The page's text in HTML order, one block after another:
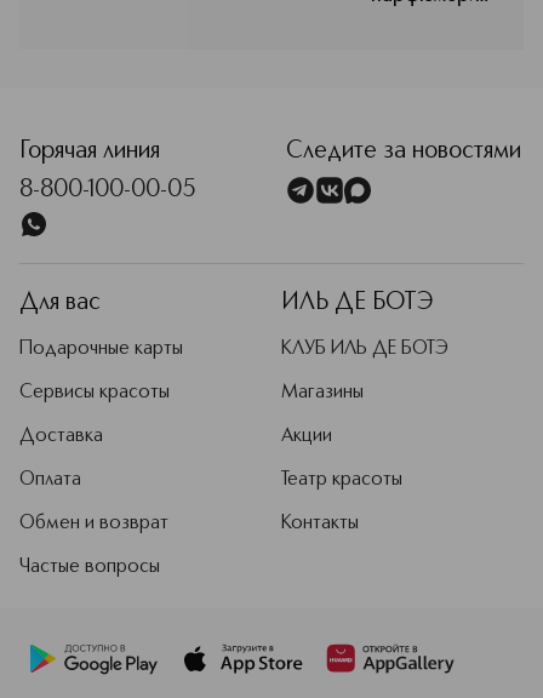
Парфюмы бренда отличаются
высоким качеством и создаются в
сотрудничестве с именитыми
Горячая линия
8-800-100-00-05
Следите за новостями
Для вас
Подарочные карты
Сервисы красоты
Доставка
Оплата
Обмен и возврат
Частые вопросы
ИЛЬ ДЕ БОТЭ
КЛУБ ИЛЬ ДЕ БОТЭ
Магазины
Акции
Театр красоты
Контакты